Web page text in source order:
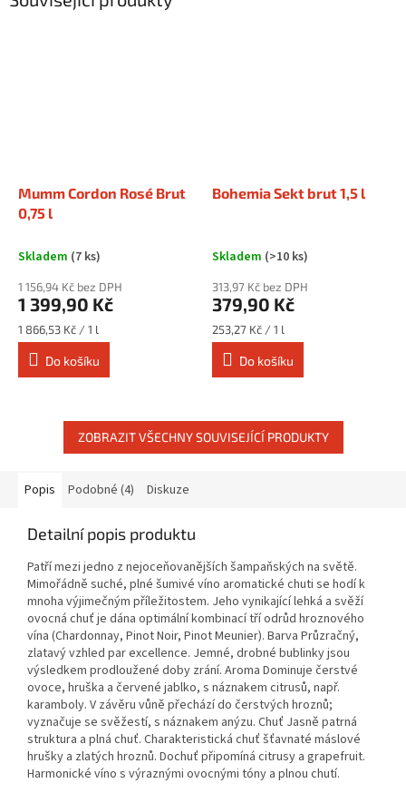
Mumm Cordon Rosé Brut
0,75 l
Skladem (7 ks)
1 156,94 Kč bez DPH
1 399,90 Kč
Měrná
cena:
1 866,53 Kč / 1 l
Do košíku
Bohemia Sekt brut 1,5 l
Skladem (>10 ks)
313,97 Kč bez DPH
379,90 Kč
Měrná
cena:
253,27 Kč / 1 l
Do košíku
ZOBRAZIT VŠECHNY SOUVISEJÍCÍ PRODUKTY
Popis Podobné (4) Diskuze
Detailní popis produktu
Patří mezi jedno z nejoceňovanějších šampaňských na světě.
Mimořádně suché, plné šumivé víno aromatické chuti se hodí k
mnoha výjimečným příležitostem. Jeho vynikající lehká a svěží
ovocná chuť je dána optimální kombinací tří odrůd hroznového
vína (Chardonnay, Pinot Noir, Pinot Meunier). Barva Průzračný,
zlatavý vzhled par excellence. Jemné, drobné bublinky jsou
výsledkem prodloužené doby zrání. Aroma Dominuje čerstvé
ovoce, hruška a červené jablko, s náznakem citrusů, např.
karamboly. V závěru vůně přechází do čerstvých hroznů;
vyznačuje se svěžestí, s náznakem anýzu. Chuť Jasně patrná
struktura a plná chuť. Charakteristická chuť šťavnaté máslové
hrušky a zlatých hroznů. Dochuť připomíná citrusy a grapefruit.
Harmonické víno s výraznými ovocnými tóny a plnou chutí.